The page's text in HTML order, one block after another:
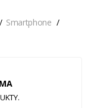
Smartphone